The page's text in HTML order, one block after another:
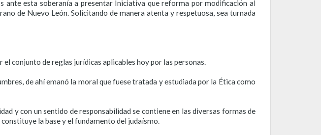
ante esta soberanía a presentar Iniciativa que reforma por modificación al
de Nuevo León. Solicitando de manera atenta y respetuosa, sea turnada
conjunto de reglas jurídicas aplicables hoy por las personas.
de ahí emanó la moral que fuese tratada y estudiada por la Ética como
y con un sentido de responsabilidad se contiene en las diversas formas de
la base y el fundamento del judaísmo.